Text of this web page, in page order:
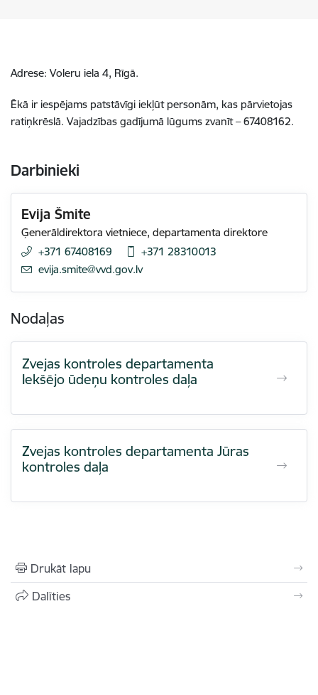
Adrese: Voleru iela 4, Rīgā.
Ēkā ir iespējams patstāvīgi iekļūt personām, kas pārvietojas
ratiņkrēslā. Vajadzības gadījumā lūgums zvanīt – 67408162.
Darbinieki
Evija Šmite
Ģenerāldirektora vietniece, departamenta direktore
+371 67408169
+371 28310013
E-pasts:
evija.smite@vvd.gov.lv
Nodaļas
Zvejas kontroles departamenta
Iekšējo ūdeņu kontroles daļa
Zvejas kontroles departamenta Jūras
kontroles daļa
Drukāt lapu
Dalīties